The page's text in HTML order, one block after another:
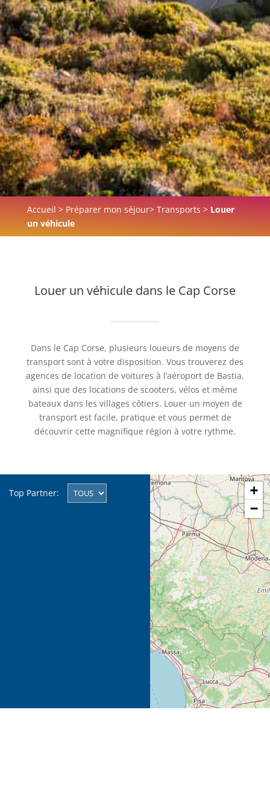
Accueil > Préparer mon séjour> Transports > Louer
un véhicule
Louer un véhicule dans le Cap Corse
Dans le Cap Corse, plusieurs loueurs de moyens de
transport sont à votre disposition. Vous trouverez des
agences de location de voitures à l’aéroport de Bastia,
ainsi que des locations de scooters, vélos et même
bateaux dans les villages côtiers. Louer un moyen de
transport est facile, pratique et vous permet de
découvrir cette magnifique région à votre rythme.
+
−
Top Partner: